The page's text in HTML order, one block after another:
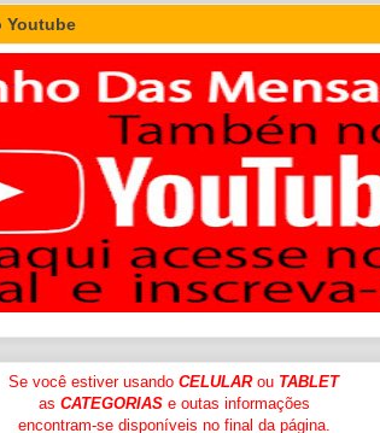
Youtube
Se você estiver usando CELULARou TABLET
as CATEGORIASe outas informações
encontram-se disponíveis no final da página.